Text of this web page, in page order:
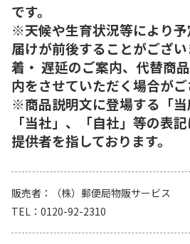
です。
※天候や生育状況等により
届けが前後することがござ
着・ 遅延のご案内、代替商
内をさせていただく場合がご
※商品説明文に登場する「当
「当社」、「自社」等の表
提供者を指しております。
販売者
（株）郵便局物販サービス
TEL
0120-92-2310